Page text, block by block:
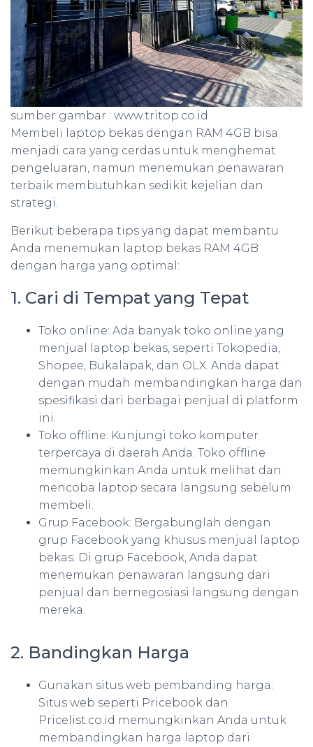
sumber gambar : www.tritop.co.id
Membeli laptop bekas dengan RAM 4GB bisa
menjadi cara yang cerdas untuk menghemat
pengeluaran, namun menemukan penawaran
terbaik membutuhkan sedikit kejelian dan
strategi.
Berikut beberapa tips yang dapat membantu
Anda menemukan laptop bekas RAM 4GB
dengan harga yang optimal:
1. Cari di Tempat yang Tepat
Toko online: Ada banyak toko online yang
menjual laptop bekas, seperti Tokopedia,
Shopee, Bukalapak, dan OLX. Anda dapat
dengan mudah membandingkan harga dan
spesifikasi dari berbagai penjual di platform
ini.
Toko offline: Kunjungi toko komputer
terpercaya di daerah Anda. Toko offline
memungkinkan Anda untuk melihat dan
mencoba laptop secara langsung sebelum
membeli.
Grup Facebook: Bergabunglah dengan
grup Facebook yang khusus menjual laptop
bekas. Di grup Facebook, Anda dapat
menemukan penawaran langsung dari
penjual dan bernegosiasi langsung dengan
mereka.
2. Bandingkan Harga
Gunakan situs web pembanding harga:
Situs web seperti Pricebook dan
Pricelist.co.id memungkinkan Anda untuk
membandingkan harga laptop dari